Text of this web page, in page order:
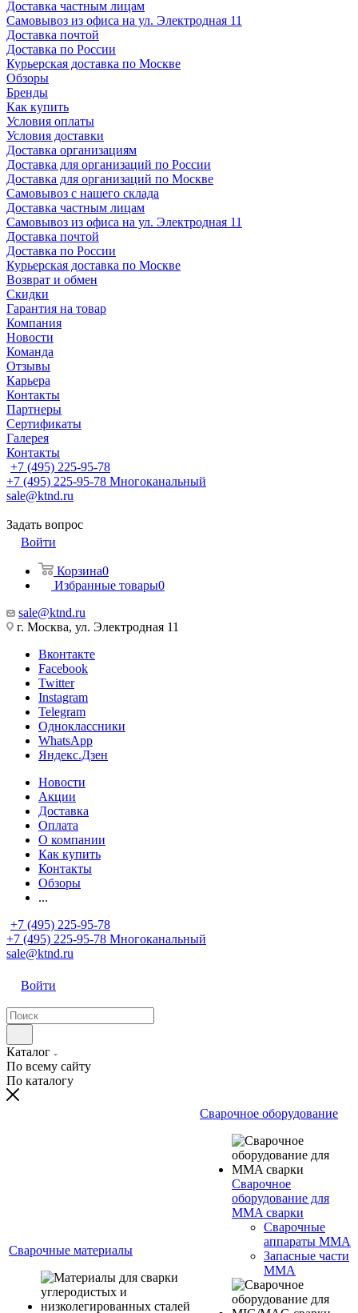
Доставка частным лицам
Самовывоз из офиса на ул. Электродная 11
Доставка почтой
Доставка по России
Курьерская доставка по Москве
Обзоры
Бренды
Как купить
Условия оплаты
Условия доставки
Доставка организациям
Доставка для организаций по России
Доставка для организаций по Москве
Самовывоз с нашего склада
Доставка частным лицам
Самовывоз из офиса на ул. Электродная 11
Доставка почтой
Доставка по России
Курьерская доставка по Москве
Возврат и обмен
Скидки
Гарантия на товар
Компания
Новости
Команда
Отзывы
Карьера
Контакты
Партнеры
Сертификаты
Галерея
Контакты
+7 (495) 225-95-78
+7 (495) 225-95-78 Многоканальный
sale@ktnd.ru
Задать вопрос
Войти
Корзина0
Избранные товары0
sale@ktnd.ru
г. Москва, ул. Электродная 11
Вконтакте
Facebook
Twitter
Instagram
Telegram
Одноклассники
WhatsApp
Яндекс.Дзен
Новости
Акции
Доставка
Оплата
О компании
Как купить
Контакты
Обзоры
...
+7 (495) 225-95-78
+7 (495) 225-95-78 Многоканальный
sale@ktnd.ru
Войти
Каталог
По всему сайту
По каталогу
Сварочные материалы
Сварочное оборудование
Сварочное
оборудование для
MMA сварки
Сварочные
аппараты MMA
Запасные части
MMA